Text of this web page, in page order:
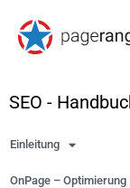
SEO -
Einleitung
OnPage – Optimierung